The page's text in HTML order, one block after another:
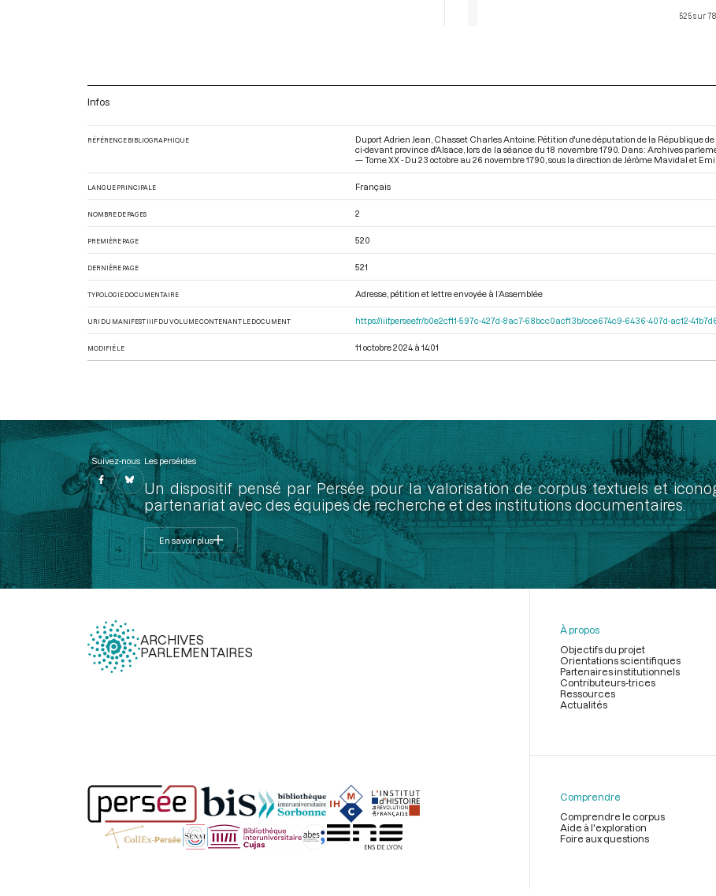
525 sur
Infos
RÉFÉRENCE BIBLIOGRAPHIQUE
Duport Adrien Jean, Chasset Charles Antoine. Pétition d'une députation de la République
ci-devant province d'Alsace, lors de la séance du 18 novembre 1790. Dans : Archives
— Tome XX - Du 23 octobre au 26 novembre 1790 , sous la direction de Jérôme Mavidal et
LANGUE PRINCIPALE Français
NOMBRE DE PAGES 2
PREMIÈRE PAGE 520
DERNIÈRE PAGE 521
TYPOLOGIE DOCUMENTAIRE Adresse, pétition et lettre envoyée à l’Assemblée
URI DU MANIFEST IIIF DU VOLUME CONTENANT LE DOCUMENT https://iiif.persee.fr/b0e2cf11-597c-427d-8ac7-68bcc0acf13b/cce674c9-6436-407d-ac12-
MODIFIÉ LE 11 octobre 2024 à 14:01
Suivez-nous Les perséides
Un dispositif pensé par Persée pour la valorisation de corpus textuels et
partenariat avec des équipes de recherche et des institutions documentaires.
En savoir plus
ARCHIVES
PARLEMENTAIRES
page
À propos
Objectifs du projet
Orientations scientifiques
Partenaires institutionnels
Contributeurs-trices
Ressources
Actualités
Comprendre
Comprendre le corpus
Aide à l'exploration
Foire aux questions